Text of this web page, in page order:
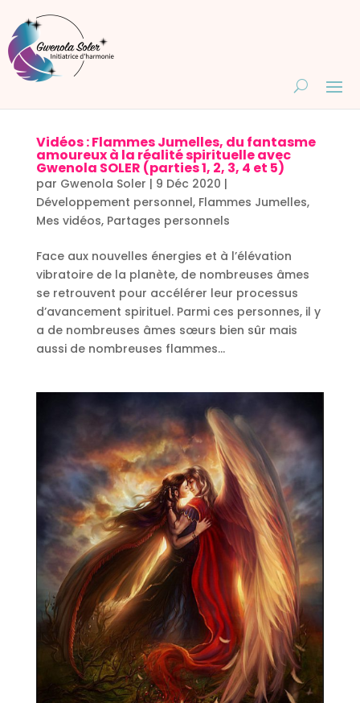
Vidéos : Flammes Jumelles, du fantasme
amoureux à la réalité spirituelle avec
Gwenola SOLER (parties 1, 2, 3, 4 et 5)
par Gwenola Soler | 9 Déc 2020 |
Développement personnel, Flammes Jumelles,
Mes vidéos, Partages personnels
Face aux nouvelles énergies et à l’élévation
vibratoire de la planète, de nombreuses âmes
se retrouvent pour accélérer leur processus
d’avancement spirituel. Parmi ces personnes, il y
a de nombreuses âmes sœurs bien sûr mais
aussi de nombreuses flammes...